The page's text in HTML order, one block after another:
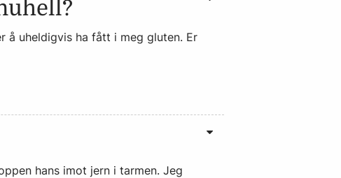
å uheldigvis ha fått i meg gluten. Er
hans imot jern i tarmen. Jeg